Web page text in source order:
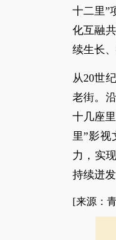
十二里”
化互融
续生长
从20世
老街。
十几座
里”影
力，实
持续迸
[来源：